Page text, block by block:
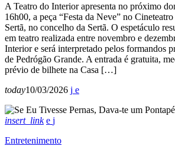
A Teatro do Interior apresenta no próximo
16h00, a peça “Festa da Neve” no
Sertã, no concelho da Sertã. O espetáculo
em teatro realizada entre novembro e
Interior e será interpretado pelos formandos
de Pedrógão Grande. A entrada é gratuita,
prévio de bilhete na Casa […]
today10/03/2026
insert_link
Entretenimento